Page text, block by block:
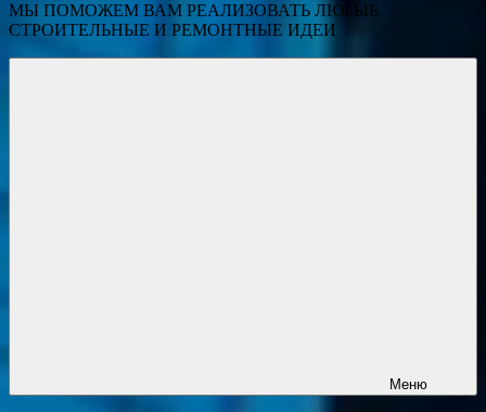
МЫ ПОМОЖЕМ ВАМ РЕАЛИЗОВАТЬ ЛЮБЫЕ
СТРОИТЕЛЬНЫЕ И РЕМОНТНЫЕ ИДЕИ
Меню